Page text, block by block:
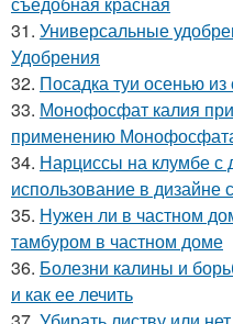
31. Универсальные
Удобрения
32. Посадка туи осенью
33. Монофосфат калия
применению
34. Нарциссы на клумбе с
использование в дизайне
35. Нужен ли в частном
тамбуром в частном доме
36. Болезни калины и
и как ее лечить